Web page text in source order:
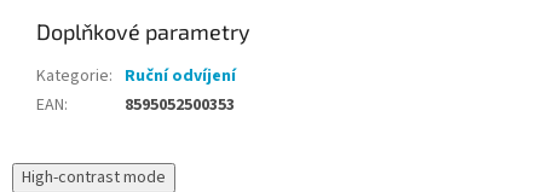
Doplňkové parametry
Kategorie: Ruční odvíjení
EAN: 8595052500353
High-contrast mode